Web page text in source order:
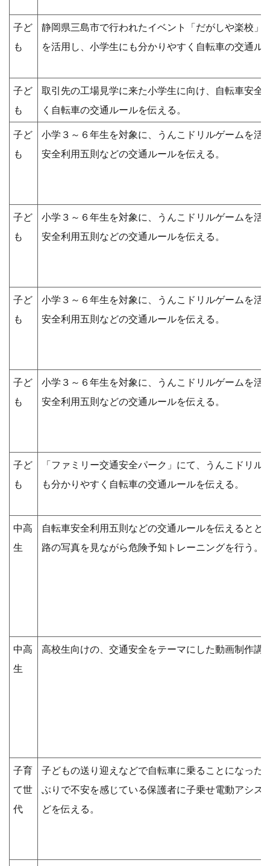
子ど
も
静岡県三島市で行われたイベント「だがしや楽校」
を活用し、小学生にも分かりやすく自転車の交通ル
子ど
も
取引先の工場見学に来た小学生に向け、自転車安全
く自転車の交通ルールを伝える。
子ど
も
小学３～６年生を対象に、うんこドリルゲームを活
安全利用五則などの交通ルールを伝える。
子ど
も
小学３～６年生を対象に、うんこドリルゲームを活
安全利用五則などの交通ルールを伝える。
子ど
も
小学３～６年生を対象に、うんこドリルゲームを活
安全利用五則などの交通ルールを伝える。
子ど
も
小学３～６年生を対象に、うんこドリルゲームを活
安全利用五則などの交通ルールを伝える。
子ど
も
「ファミリー交通安全パーク」にて、うんこドリル
も分かりやすく自転車の交通ルールを伝える。
中高
生
自転車安全利用五則などの交通ルールを伝えるとと
路の写真を見ながら危険予知トレーニングを行う。
中高
生
高校生向けの、交通安全をテーマにした動画制作講
子育
て世
代
子どもの送り迎えなどで自転車に乗ることになった
ぶりで不安を感じている保護者に子乗せ電動アシス
どを伝える。